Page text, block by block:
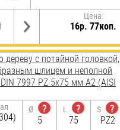
Цена:
16р. 77коп.
дереву с потайной головкой,
шлицем и неполной
7997 PZ 5х75 мм А2 (AISI
Ø
?
5
L
?
75
S
?
PZ2